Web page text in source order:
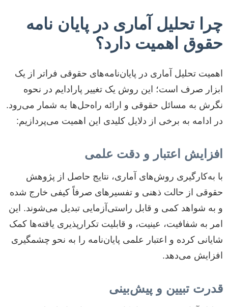
چرا تحلیل آماری در پایان نامه
حقوق اهمیت دارد؟
اهمیت تحلیل آماری در پایان‌نامه‌های حقوقی فراتر از یک
ابزار صرف است؛ این روش یک تغییر پارادایم در نحوه
نگرش به مسائل حقوقی و ارائه راه‌حل‌ها به شمار می‌رود.
در ادامه به برخی از دلایل کلیدی این اهمیت می‌پردازیم:
افزایش اعتبار و دقت علمی
با به‌کارگیری روش‌های آماری، نتایج حاصل از پژوهش
حقوقی از حالت ذهنی و تفسیرهای صرفاً کیفی خارج شده
و به شواهد کمی و قابل راستی‌آزمایی تبدیل می‌شوند. این
امر به شفافیت، عینیت، و قابلیت تکرارپذیری یافته‌ها کمک
شایانی کرده و اعتبار علمی پایان‌نامه را به نحو چشمگیری
افزایش می‌دهد.
قدرت تبیین و پیش‌بینی